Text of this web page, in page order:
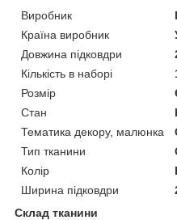
Виробник
Країна виробник
Довжина підковдри
Кількість в наборі
Розмір
Стан
Тематика декору, малюнка
Тип тканини
Колір
Ширина підковдри
Склад тканини